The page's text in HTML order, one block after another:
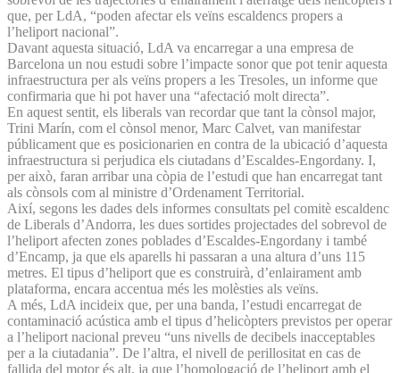
que, per LdA, “poden afectar els veïns escaldencs propers a
l’heliport nacional”.
Davant aquesta situació, LdA va encarregar a una empresa de
Barcelona un nou estudi sobre l’impacte sonor que pot tenir aquesta
infraestructura per als veïns propers a les Tresoles, un informe que
confirmaria que hi pot haver una “afectació molt directa”.
En aquest sentit, els liberals van recordar que tant la cònsol major,
Trini Marín, com el cònsol menor, Marc Calvet, van manifestar
públicament que es posicionarien en contra de la ubicació d’aquesta
infraestructura si perjudica els ciutadans d’Escaldes-Engordany. I,
per això, faran arribar una còpia de l’estudi que han encarregat tant
als cònsols com al ministre d’Ordenament Territorial.
Així, segons les dades dels informes consultats pel comitè escaldenc
de Liberals d’Andorra, les dues sortides projectades del sobrevol de
l’heliport afecten zones poblades d’Escaldes-Engordany i també
d’Encamp, ja que els aparells hi passaran a una altura d’uns 115
metres. El tipus d’heliport que es construirà, d’enlairament amb
plataforma, encara accentua més les molèsties als veïns.
A més, LdA incideix que, per una banda, l’estudi encarregat de
contaminació acústica amb el tipus d’helicòpters previstos per operar
a l’heliport nacional preveu “uns nivells de decibels inacceptables
per a la ciutadania”. De l’altra, el nivell de perillositat en cas de
fallida del motor és alt, ja que l’homologació de l’heliport amb el